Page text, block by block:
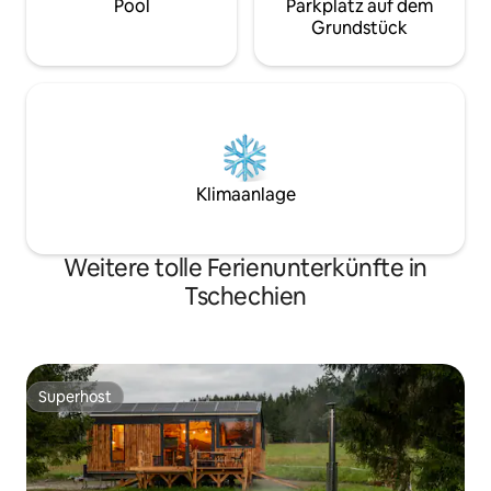
Pool
Parkplatz auf dem
Grundstück
Klimaanlage
Weitere tolle Ferienunterkünfte in
Tschechien
Superhost
Superhost